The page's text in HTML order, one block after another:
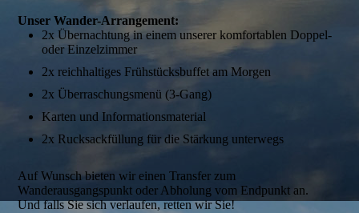
Unser Wander-Arrangement:
2x Übernachtung in einem unserer komfortablen Doppel-
oder Einzelzimmer
2x reichhaltiges Frühstücksbuffet am Morgen
2x Überraschungsmenü (3-Gang)
Karten und Informationsmaterial
2x Rucksackfüllung für die Stärkung unterwegs
Auf Wunsch bieten wir einen Transfer zum
Wanderausgangspunkt oder Abholung vom Endpunkt an.
Und falls Sie sich verlaufen, retten wir Sie!